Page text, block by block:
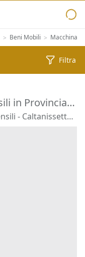
> Beni Mobili > Macchinari
Filtra
Aste di Attrezzature ed Utensili in Provincia di Caltanissetta
169 Annunci di Attrezzature ed Utensili - Caltanissetta Provincia